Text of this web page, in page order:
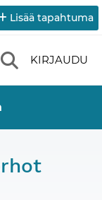
Lisää tapahtuma
KIRJAUDU